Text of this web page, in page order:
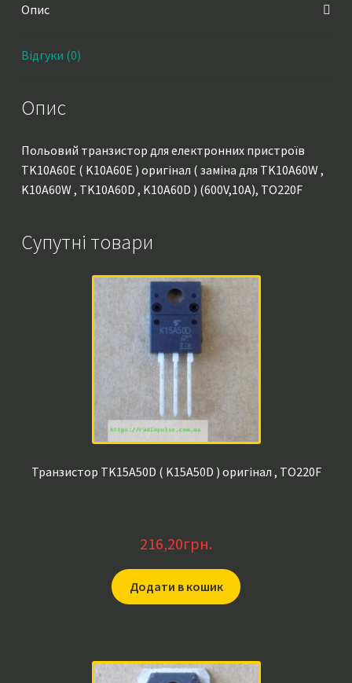
для
,
TK10A60D
K10A60D
)
(600V,10A),
Опис
Відгуки (0)
Опис
Польовий транзистор для електронних пристроїв
TK10A60E ( K10A60E ) оригінал ( заміна для TK10A60W ,
K10A60W , TK10A60D , K10A60D ) (600V,10A), TO220F
Супутні товари
Транзистор TK15A50D ( K15A50D ) оригінал , TO220F
216,20грн.
Додати в кошик